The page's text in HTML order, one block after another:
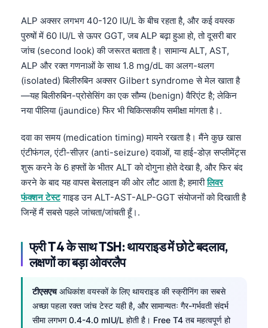
ALP अक्सर लगभग 40-120 IU/L के बीच रहता है, और कई वयस्क
पुरुषों में 60 IU/L से ऊपर GGT, जब ALP बढ़ा हुआ हो, तो दूसरी बार
जांच (second look) की जरूरत बताता है। सामान्य ALT, AST,
ALP और रक्त गणनाओं के साथ 1.8 mg/dL का अलग-थलग
(isolated) बिलीरुबिन अक्सर Gilbert syndrome से मेल खाता है
—यह बिलीरुबिन-प्रोसेसिंग का एक सौम्य (benign) वैरिएंट है; लेकिन
नया पीलिया (jaundice) फिर भी चिकित्सकीय समीक्षा मांगता है।.
दवा का समय (medication timing) मायने रखता है। मैंने कुछ खास
एंटीफंगल, एंटी-सीज़र (anti-seizure) दवाओं, या हाई-डोज़ सप्लीमेंट्स
शुरू करने के 6 हफ्तों के भीतर ALT को दोगुना होते देखा है, और फिर बंद
करने के बाद यह वापस बेसलाइन की ओर लौट आता है; हमारीलिवर
फंक्शन टेस्टगाइड उन ALT-AST-ALP-GGT संयोजनों को दिखाती है
जिन्हें मैं सबसे पहले जांचता/जांचती हूँ।.
फ्री T4 के साथ TSH: थायराइड में छोटे बदलाव,
लक्षणों का बड़ा ओवरलैप
टीएसएचअधिकांश वयस्कों के लिए थायराइड की स्क्रीनिंग का सबसे
अच्छा पहला रक्त जांच टेस्ट यही है, और सामान्यतः गैर-गर्भवती संदर्भ
सीमा लगभग 0.4-4.0 mIU/L होती है। Free T4 तब महत्वपूर्ण हो
اردو
தமிழ்
ગુજરાતી
മലയാളം
Bahasa Melayu
Tiếng Việt
Tagalog
ဗမာစာ
ភាសាខ្មែរ
Kiswahili
አማርኛ
Українська